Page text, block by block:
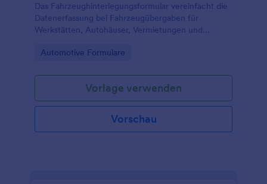
Das Fahrzeughinterlegungsformular vereinfacht die
Datenerfassung bei Fahrzeugübergaben für
Werkstätten, Autohäuser, Vermietungen und
von der Annahme bis zur Abholung.
Go to Category:
Automotive Formulare
Vorlage verwenden
Vorschau